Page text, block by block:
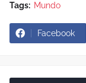
Tags: Mundo
Facebook